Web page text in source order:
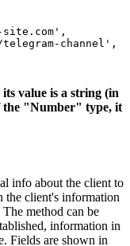
channel',
value is a string (in
the "Number" type, it
info about the client to
client's information
method can be
information in
Fields are shown in